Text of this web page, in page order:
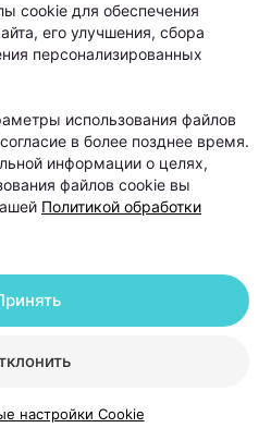
зависит прогноз
выпадении волос,
то такие состояния
терапии. После
—
cookie для обеспечения
его улучшения, сбора
персонализированных
использования файлов
в более позднее время.
информации о целях,
файлов cookie вы
Политикой обработки
настройки Cookie